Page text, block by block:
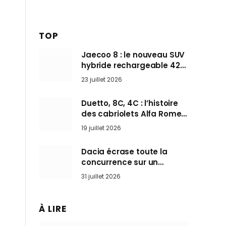
TOP
Jaecoo 8 : le nouveau SUV
hybride rechargeable 428
ch qui vise l’Audi Q7 arrive
en Europe cet automne
23 juillet 2026
Duetto, 8C, 4C : l’histoire
des cabriolets Alfa Romeo,
ces Spider qui ont défini
l’art de rouler cheveux au
vent
19 juillet 2026
Dacia écrase toute la
concurrence sur un
marché où personne ne
l’attendait
31 juillet 2026
À LIRE